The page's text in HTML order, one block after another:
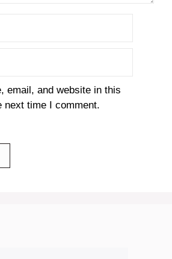
email, and website in this
next time I comment.